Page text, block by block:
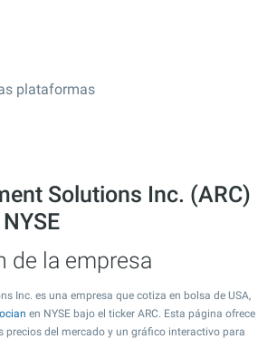
plataformas
Solutions Inc. (ARC)
de la empresa
Inc. es una empresa que cotiza en bolsa de USA,
en NYSE bajo el ticker ARC. Esta página ofrece
precios del mercado y un gráfico interactivo para